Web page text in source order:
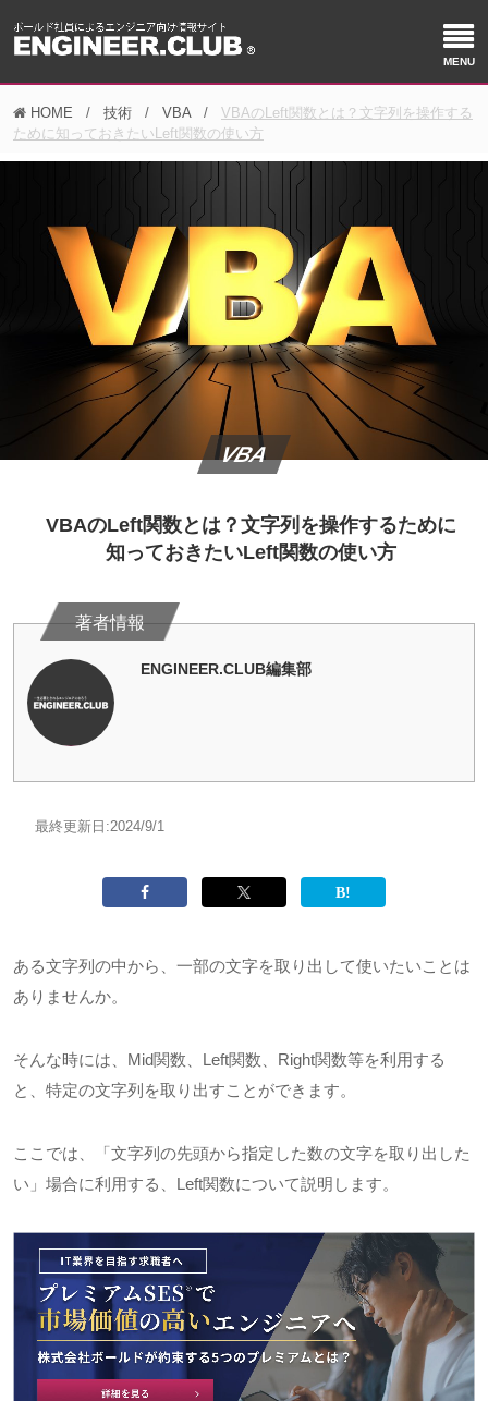
HOME 技術 VBA
VBAのLeft関数とは？文字列を操作する
ために知っておきたいLeft関数の使い方
VBA
VBAのLeft関数とは？文字列を操作するために
知っておきたいLeft関数の使い方
ENGINEER.CLUB編集部
最終更新日:2024/9/1
ある文字列の中から、一部の文字を取り出して使いたいことは
ありませんか。
そんな時には、 Mid関数、 Left関数、 Right関数等を利用する
と、特定の文字列を取り出すことができます。
ここでは、「文字列の先頭から指定した数の文字を取り出した
い」場合に利用する、 Left関数について説明します。